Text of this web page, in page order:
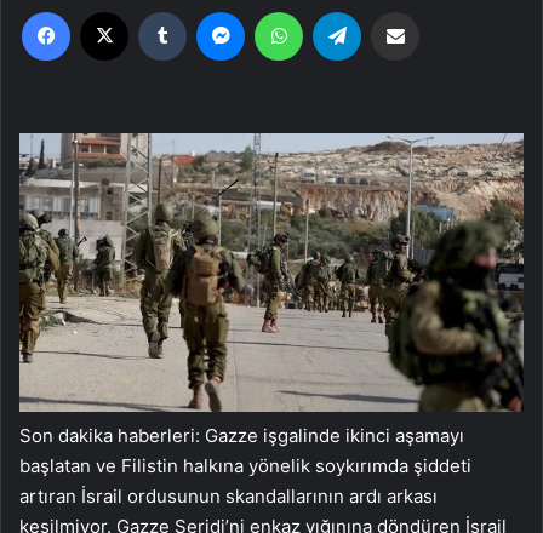
Facebook Tumblr MessengerWhatsApp
Son dakika haberleri: Gazze işgalinde ikinci aşamayı
başlatan ve Filistin halkına yönelik soykırımda şiddeti
artıran İsrail ordusunun skandallarının ardı arkası
kesilmiyor. Gazze Şeridi’ni enkaz yığınına döndüren İsrail